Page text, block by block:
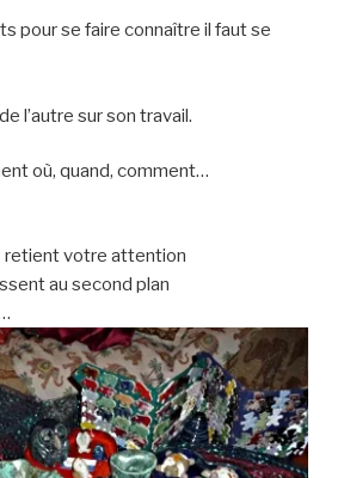
pour se faire connaître il faut se
l’autre sur son travail.
où, quand, comment…
retient votre attention
au second plan